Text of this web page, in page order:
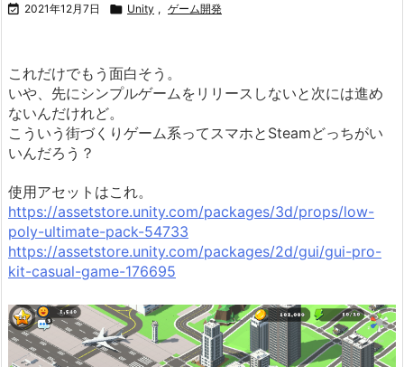
 2021年12月7日  Unity , ゲーム開発
これだけでもう面白そう。
いや、先にシンプルゲームをリリースしないと次には進め
ないんだけれど。
こういう街づくりゲーム系ってスマホとSteamどっちがい
いんだろう？
使用アセットはこれ。
https://assetstore.unity.com/packages/3d/props/low-
poly-ultimate-pack-54733
https://assetstore.unity.com/packages/2d/gui/gui-pro-
kit-casual-game-176695